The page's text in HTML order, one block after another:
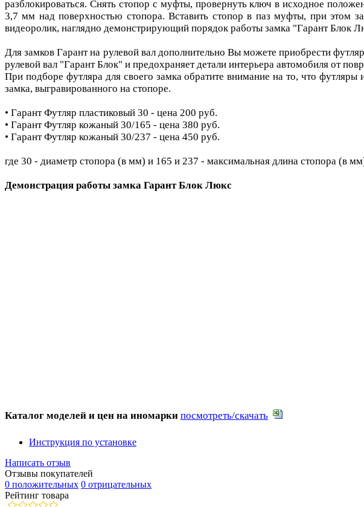
разблокироваться. Снять стопор с муфты, провернуть ключ в исходное
3,7 мм над поверхностью стопора. Вставить стопор в паз муфты, при этом
видеоролик, наглядно демонстрирующий порядок работы замка "Гарант Блок
Для замков Гарант на рулевой вал дополнительно Вы можете приобрести
рулевой вал "Гарант Блок" и предохраняет детали интерьера автомобиля от
При подборе футляра для своего замка обратите внимание на то, что
замка, выгравированного на стопоре.
• Гарант Футляр пластиковый 30 - цена 200 руб.
• Гарант Футляр кожаный 30/165 - цена 380 руб.
• Гарант Футляр кожаный 30/237 - цена 450 руб.
где 30 - диаметр стопора (в мм) и 165 и 237 - максимальная длина стопора (в
Демонстрация работы замка Гарант Блок Люкс
Каталог моделей и цен на иномарки посмотреть/скачать
Инструкция по установке
Написать отзыв
Отзывы покупателей
0 положительных 0 отрицательных
Рейтинг товара